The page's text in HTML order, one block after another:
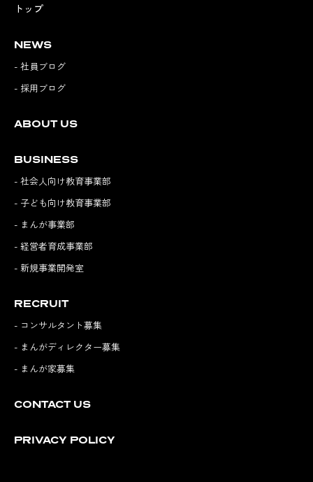
トップ
NEWS
- 社員ブログ
- 採用ブログ
ABOUT US
BUSINESS
- 社会人向け教育事業部
- 子ども向け教育事業部
- まんが事業部
- 経営者育成事業部
- 新規事業開発室
RECRUIT
- コンサルタント募集
- まんがディレクター募集
- まんが家募集
CONTACT US
PRIVACY POLICY